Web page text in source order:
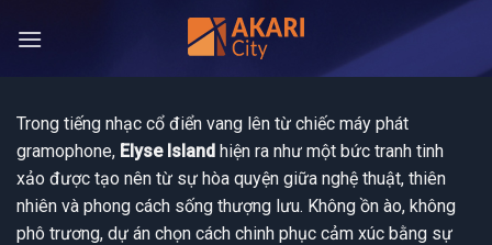
qua
Trong tiếng nhạc cổ điển vang lên từ chiếc máy phát
gramophone, Elyse Island hiện ra như một bức tranh tinh
xảo được tạo nên từ sự hòa quyện giữa nghệ thuật, thiên
nhiên và phong cách sống thượng lưu. Không ồn ào, không
phô trương, dự án chọn cách chinh phục cảm xúc bằng sự